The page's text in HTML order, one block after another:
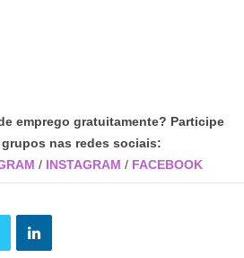
emprego gratuitamente? Participe
nas redes sociais:
/ INSTAGRAM / FACEBOOK